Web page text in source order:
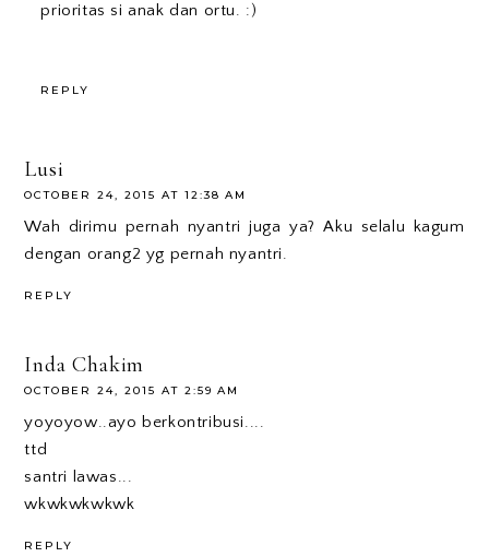
prioritas si anak dan ortu. :)
REPLY
Lusi
OCTOBER 24, 2015 AT 12:38 AM
Wah dirimu pernah nyantri juga ya? Aku selalu kagum
dengan orang2 yg pernah nyantri.
REPLY
Inda Chakim
OCTOBER 24, 2015 AT 2:59 AM
yoyoyow..ayo berkontribusi....
ttd
santri lawas...
wkwkwkwkwk
REPLY